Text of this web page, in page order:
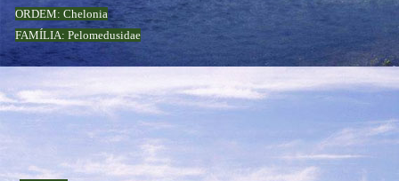
ORDEM: Chelonia
FAMÍLIA: Pelomedusidae